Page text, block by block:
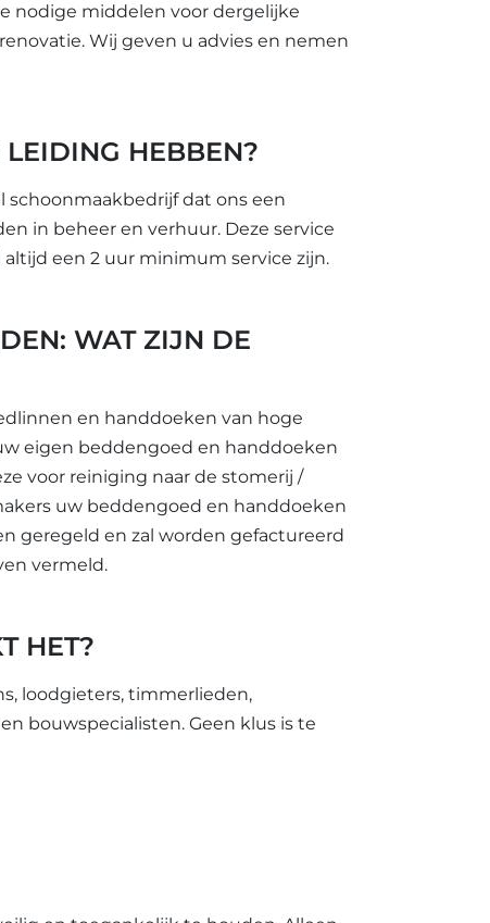
nodige middelen voor dergelijke
Wij geven u advies en nemen
HEBBEN?
schoonmaakbedrijf dat ons een
in beheer en verhuur. Deze service
een 2 uur minimum service zijn.
WAT ZIJN DE
en handdoeken van hoge
eigen beddengoed en handdoeken
voor reiniging naar de stomerij /
uw beddengoed en handdoeken
geregeld en zal worden gefactureerd
vermeld.
HET?
loodgieters, timmerlieden,
bouwspecialisten. Geen klus is te